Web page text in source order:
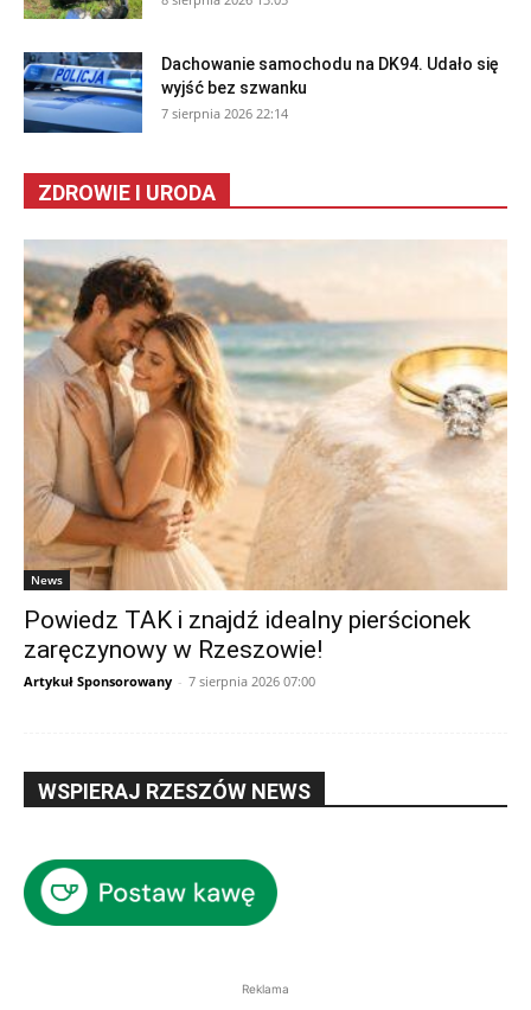
Dachowanie samochodu na DK94. Udało się
wyjść bez szwanku
7 sierpnia 2026 22:14
ZDROWIE I URODA
News
Powiedz TAK i znajdź idealny pierścionek
zaręczynowy w Rzeszowie!
Artykuł Sponsorowany - 7 sierpnia 2026 07:00
WSPIERAJ RZESZÓW NEWS
Reklama